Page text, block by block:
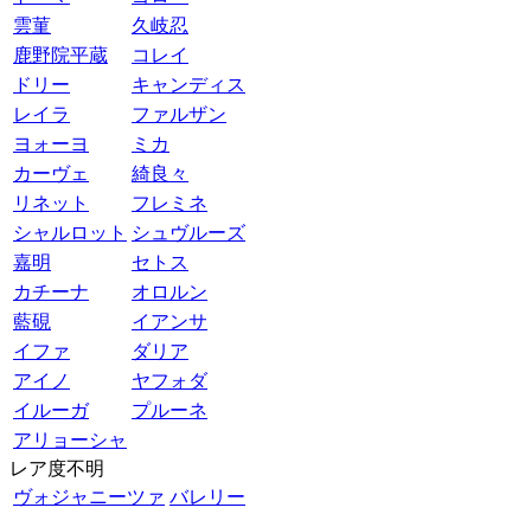
雲菫
久岐忍
鹿野院平蔵
コレイ
ドリー
キャンディス
レイラ
ファルザン
ヨォーヨ
ミカ
カーヴェ
綺良々
リネット
フレミネ
シャルロット シュヴルーズ
嘉明
セトス
カチーナ
オロルン
藍硯
イアンサ
イファ
ダリア
アイノ
ヤフォダ
イルーガ
プルーネ
アリョーシャ
レア度不明
ヴォジャニーツァ バレリー